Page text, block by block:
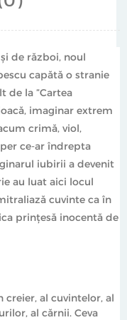
de război, noul
capătă o stranie
de la ”Cartea
imaginar extrem
crimă, viol,
ce-ar îndrepta
iubirii a devenit
au luat aici locul
cuvinte ca în
prințesă inocentă de
al cuvintelor, al
al cărnii. Ceva